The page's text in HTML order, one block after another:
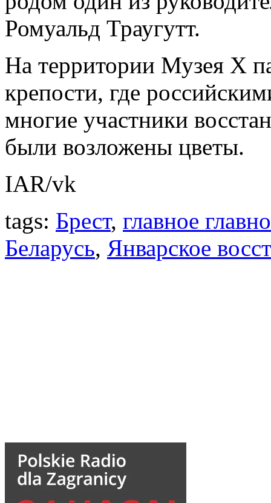
Ромуальд Траугутт.
На территории Музея X
крепости, где
многие участники
были возложены цветы.
IAR/vk
tags: Брест, главное
Беларусь, Январское